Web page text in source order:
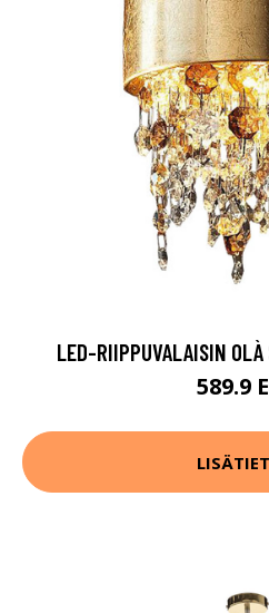
LED-RIIPPUVALAISIN OLÀ
589.9